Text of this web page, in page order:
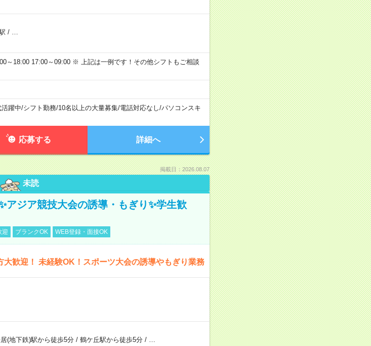
/
～18:00 17:00～09:00 ※ 上記は一例です！その他シフトもご相談
躍中/シフト勤務/10名以上の大量募集/電話対応なし/パソコンスキ
応募する 詳細へ
掲載日：2026.08.07
未読
アジア競技大会の誘導・もぎり✨学生歓
迎 ブランクOK WEB登録・面接OK
大歓迎！ 未経験OK！スポーツ大会の誘導やもぎり業務
(地下鉄)駅から徒歩5分/ 鶴ケ丘駅から徒歩5分/